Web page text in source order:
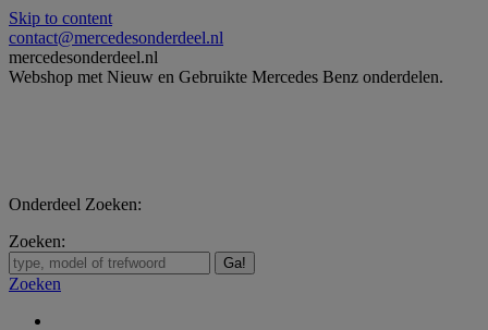
Skip to content
contact@mercedesonderdeel.nl
mercedesonderdeel.nl
Webshop met Nieuw en Gebruikte Mercedes Benz onderdelen.
Onderdeel Zoeken:
Zoeken:
Zoeken